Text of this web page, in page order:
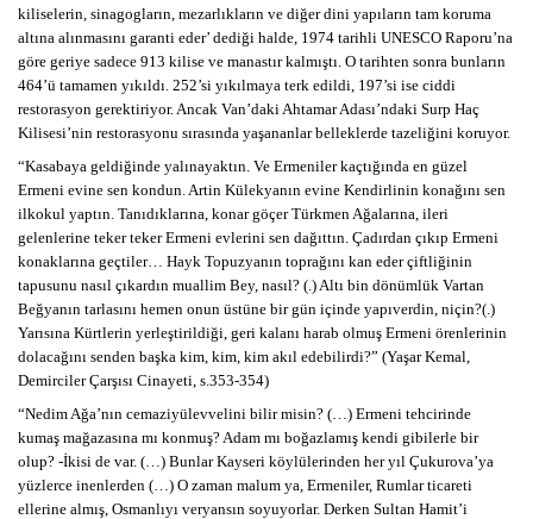
kiliselerin, sinagogların, mezarlıkların ve diğer dini yapıların tam koruma
altına alınmasını garanti eder’ dediği halde, 1974 tarihli UNESCO Raporu’na
göre geriye sadece 913 kilise ve manastır kalmıştı. O tarihten sonra bunların
464’ü tamamen yıkıldı. 252’si yıkılmaya terk edildi, 197’si ise ciddi
restorasyon gerektiriyor. Ancak Van’daki Ahtamar Adası’ndaki Surp Haç
Kilisesi’nin restorasyonu sırasında yaşananlar belleklerde tazeliğini koruyor.
“Kasabaya geldiğinde yalınayaktın. Ve Ermeniler kaçtığında en güzel
Ermeni evine sen kondun. Artin Külekyanın evine Kendirlinin konağını sen
ilkokul yaptın. Tanıdıklarına, konar göçer Türkmen Ağalarına, ileri
gelenlerine teker teker Ermeni evlerini sen dağıttın. Çadırdan çıkıp Ermeni
konaklarına geçtiler… Hayk Topuzyanın toprağını kan eder çiftliğinin
tapusunu nasıl çıkardın muallim Bey, nasıl? (.) Altı bin dönümlük Vartan
Beğyanın tarlasını hemen onun üstüne bir gün içinde yapıverdin, niçin?(.)
Yarısına Kürtlerin yerleştirildiği, geri kalanı harab olmuş Ermeni örenlerinin
dolacağını senden başka kim, kim, kim akıl edebilirdi?” (Yaşar Kemal,
Demirciler Çarşısı Cinayeti, s.353-354)
“Nedim Ağa’nın cemaziyülevvelini bilir misin? (…) Ermeni tehcirinde
kumaş mağazasına mı konmuş? Adam mı boğazlamış kendi gibilerle bir
olup? -İkisi de var. (…) Bunlar Kayseri köylülerinden her yıl Çukurova’ya
yüzlerce inenlerden (…) O zaman malum ya, Ermeniler, Rumlar ticareti
ellerine almış, Osmanlıyı veryansın soyuyorlar. Derken Sultan Hamit’i